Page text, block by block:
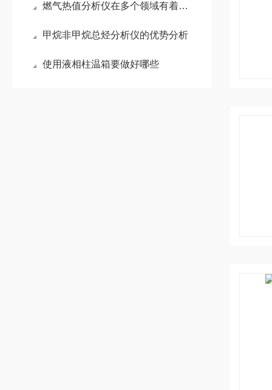
燃气热值分析仪在多个领域有着广泛的应用
甲烷非甲烷总烃分析仪的优势分析
使用液相柱温箱要做好哪些